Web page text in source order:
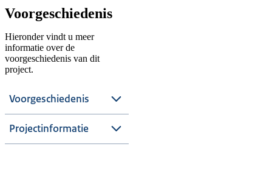
Voorgeschiedenis
Hieronder vindt u meer
informatie over de
voorgeschiedenis van dit
project.
Voorgeschiedenis
Projectinformatie